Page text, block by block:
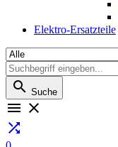
Elektro-Ersatzteile
 Suche
 
